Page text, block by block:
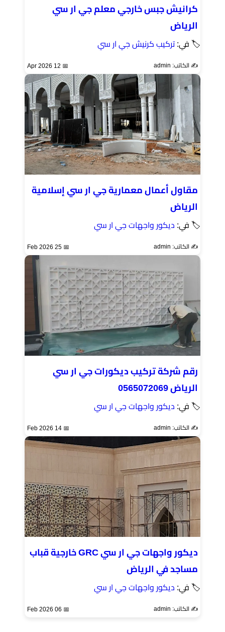
كرانيش جبس خارجي معلم جي ار سي
الرياض
🏷 في:تركيب كرنيش جي ار سي
✍️ الكاتب: admin 📅 12 Apr 2026
مقاول أعمال معمارية جي ار سي إسلامية
الرياض
🏷 في: ديكور واجهات جي ار سي
✍️ الكاتب: admin 📅 25 Feb 2026
رقم شركة تركيب ديكورات جي ار سي
الرياض 0565072069
🏷 في: ديكور واجهات جي ار سي
✍️ الكاتب: admin 📅 14 Feb 2026
ديكور واجهات جي ار سي GRC خارجية قباب
مساجد في الرياض
🏷 في: ديكور واجهات جي ار سي
✍️ الكاتب: admin 📅 06 Feb 2026